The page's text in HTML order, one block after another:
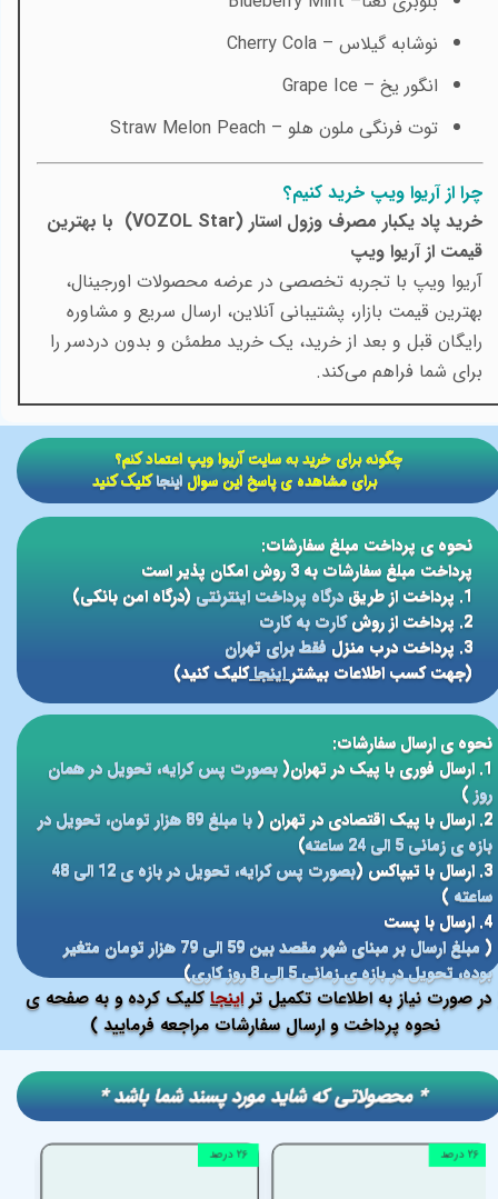
نوشابه گیلاس – Cherry Cola
انگور یخ – Grape Ice
توت فرنگی ملون هلو – Straw Melon Peach
چرا از آریوا ویپ خرید کنیم؟
خرید پاد یکبار مصرف وزول استار (VOZOL Star) با بهترین
قیمت از آریوا ویپ
آریوا ویپ با تجربه تخصصی در عرضه محصولات اورجینال،
بهترین قیمت بازار، پشتیبانی آنلاین، ارسال سریع و مشاوره
رایگان قبل و بعد از خرید، یک خرید مطمئن و بدون دردسر را
برای شما فراهم می‌کند.
صورت نیاز به اطلاعات تکمیل تراینجا کلیک کرده و به صفحه ی
نحوه پرداخت و ارسال سفارشات مراجعه فرمایید )
نحوه ی پرداخت مبلغ سفارشات:
پرداخت مبلغ سفارشات به 3 روش امکان پذیر است
1. پرداخت از طریق
درگاه پرداخت اینترنتی(درگاه امن بانکی)
2. پرداخت از روش
کارت به کارت
3. پرداخت درب منزل
فقط برای تهران
(جهت کسب اطلاعات بیشتراینجاکلیک کنید)
نحوه ی ارسال سفارشات:
1. ارسال فوری با پیک در تهران(
بصورت پس کرایه، تحویل در همان
روز)
2. ارسال با پیک اقتصادی در تهران (
با مبلغ 89 هزار تومان، تحویل در
بازه ی زمانی 5 الی 24 ساعته
)
3. ارسال با تیپاکس (
بصورت پس کرایه، تحویل در بازه ی 12 الی 48
ساعته )
4. ارسال با پست
(
مبلغ ارسال بر مبنای شهر مقصد بین 59 الی 79 هزار تومان متغیر
بوده، تحویل در بازه ی زمانی 5 الی 8 روز کاری
)
​​چگونه برای خرید به سایت آریوا ویپ اعتماد کنم؟
برای مشاهده ی پاسخ این سوالاینجاکلیک کنید
۲۶ درصد ۲۶ درصد
​​* محصولاتی که شاید مورد پسند شما باشد *